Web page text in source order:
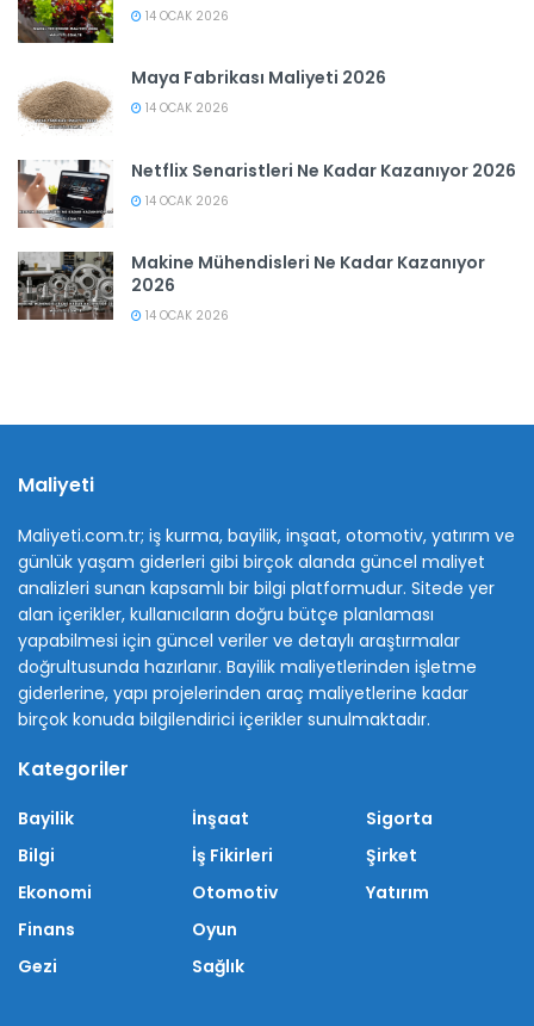
14 OCAK 2026
Maya Fabrikası Maliyeti 2026
14 OCAK 2026
Netflix Senaristleri Ne Kadar Kazanıyor 2026
14 OCAK 2026
Makine Mühendisleri Ne Kadar Kazanıyor
2026
14 OCAK 2026
Maliyeti
Maliyeti.com.tr; iş kurma, bayilik, inşaat, otomotiv, yatırım ve
günlük yaşam giderleri gibi birçok alanda güncel maliyet
analizleri sunan kapsamlı bir bilgi platformudur. Sitede yer
alan içerikler, kullanıcıların doğru bütçe planlaması
yapabilmesi için güncel veriler ve detaylı araştırmalar
doğrultusunda hazırlanır. Bayilik maliyetlerinden işletme
giderlerine, yapı projelerinden araç maliyetlerine kadar
birçok konuda bilgilendirici içerikler sunulmaktadır.
Kategoriler
Bayilik
Bilgi
Ekonomi
Finans
Gezi
İnşaat
İş Fikirleri
Otomotiv
Oyun
Sağlık
Sigorta
Şirket
Yatırım